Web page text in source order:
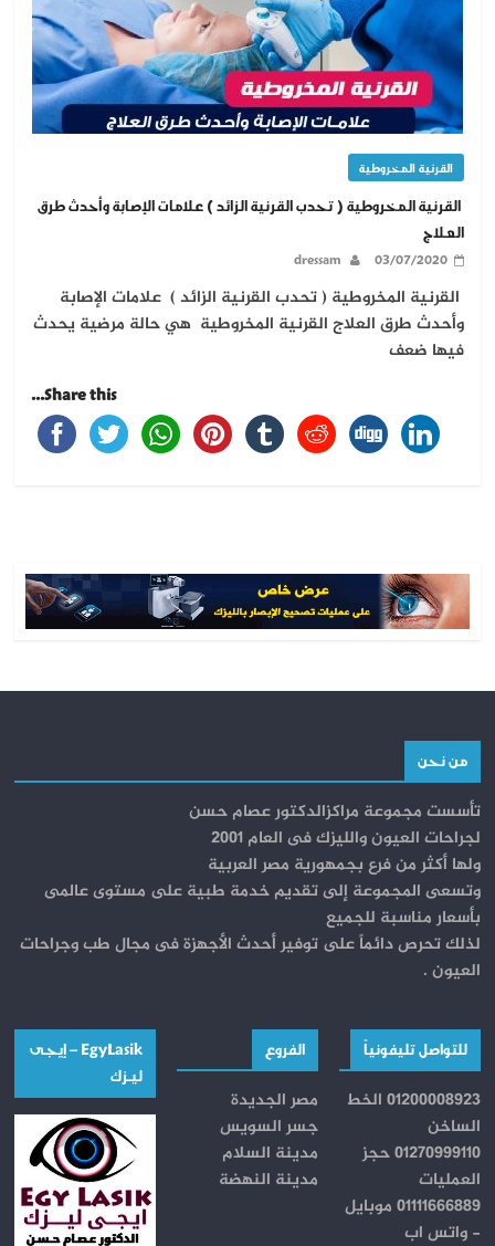
القرنية المخروطية
القرنية المخروطية ( تحدب القرنية الزائد ) علامات الإصابة وأحدث طرق
العلاج
03/07/2020
dressam
القرنية المخروطية ( تحدب القرنية الزائد ) علامات الإصابة
وأحدث طرق العلاج القرنية المخروطية هي حالة مرضية يحدث
فيها ضعف
Share this...
من نحن
تأسست مجموعة مراكزالدكتور عصام حسن
لجراحات العيون والليزك فى العام 2001
ولها أكثر من فرع بجمهورية مصر العربية
وتسعى المجموعة إلى تقديم خدمة طبية على مستوى عالمى
بأسعار مناسبة للجميع
لذلك تحرص دائماً على توفير أحدث الأجهزة فى مجال طب وجراحات
العيون .
للتواصل تليفونياً
01200008923 الخط
الساخن
01270999110 حجز
العمليات
01111666889 موبايل
- واتس اب
الفروع
مصر الجديدة
جسر السويس
مدينة السلام
مدينة النهضة
EgyLasik – إيجــى
ليـــزك